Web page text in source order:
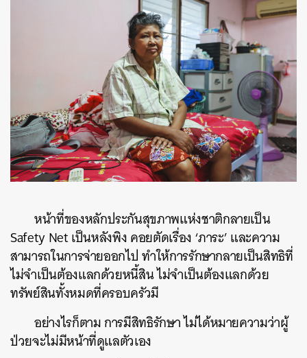
หน้าที่ของหลักประกันสุขภาพแห่งชาติกลายเป็น
Safety Net เป็นหลังพิง คอยตัดเรื่อง ‘ภาระ’ และความ
สามารถในการจ่ายออกไป ทำให้การรักษากลายเป็นสิทธิที่
ไม่จำเป็นต้องแลกด้วยหนี้สิน ไม่จำเป็นต้องแลกด้วย
ทรัพย์สินทั้งหมดที่ครอบครัวมี
อย่างไรก็ตาม การมีสิทธิรักษา ไม่ได้หมายความว่าผู้
ป่วยจะไม่มีหน้าที่ดูแลตัวเอง